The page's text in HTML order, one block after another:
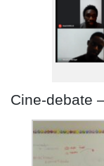
Cine-debate